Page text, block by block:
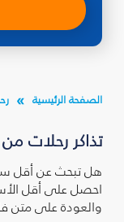
الصفحة الرئيسية
تذاكر رحلات
هل تبحث عن أقل
احصل على أقل
والعودة على متن